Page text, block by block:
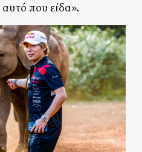
που είδα».